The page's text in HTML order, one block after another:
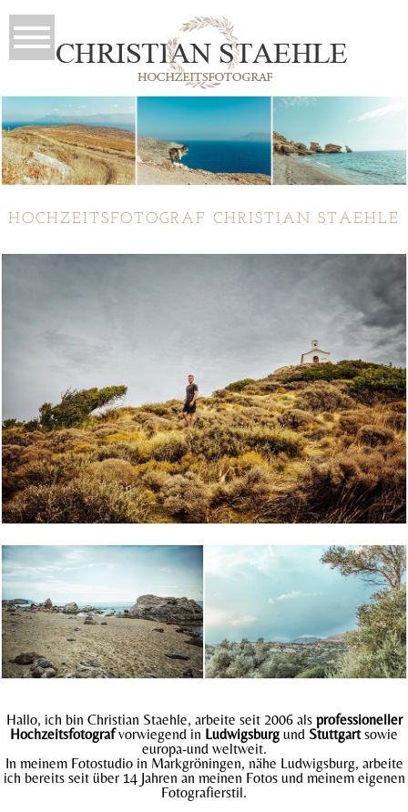
HOCHZEITSFOTOGRAF CHRISTIAN STAEHLE
Hallo, ich bin Christian Staehle, arbeite seit 2006 als professioneller
Hochzeitsfotografvorwiegend in Ludwigsburg und Stuttgartsowie
europa-und weltweit.
In meinem Fotostudio in Markgröningen, nähe Ludwigsburg, arbeite
ich bereits seit über 14 Jahren an meinen Fotos und meinem eigenen
Fotografierstil.